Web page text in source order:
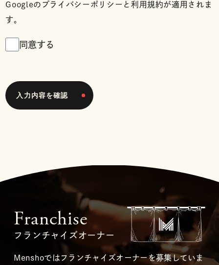
Googleのプライバシーポリシーと利用規約が適用されま
す。
同意する
Franchise
フランチャイズオーナー
Menshoではフランチャイズオーナーを募集していま